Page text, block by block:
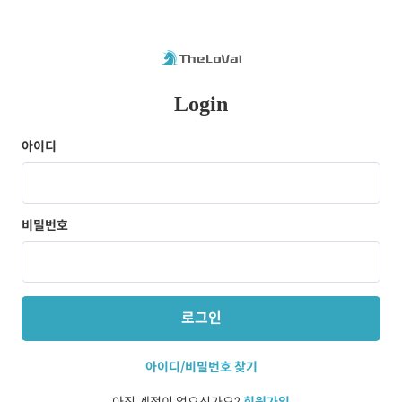
Login
아이디
비밀번호
로그인
아이디/비밀번호 찾기